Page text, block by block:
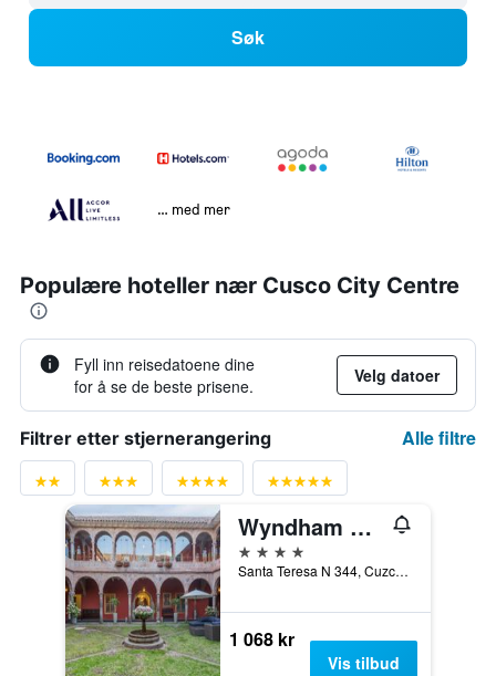
Søk
… med mer
Populære hoteller nær Cusco City Centre
Fyll inn reisedatoene dine
for å se de beste prisene.
Velg datoer
Filtrer etter stjernerangering Alle filtre
Wyndham Costa del Sol Cusco
4 stjerner
Santa Teresa N 344, Cuzco, Peru
1 068 kr
Vis tilbud